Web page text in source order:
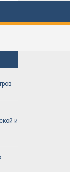
и